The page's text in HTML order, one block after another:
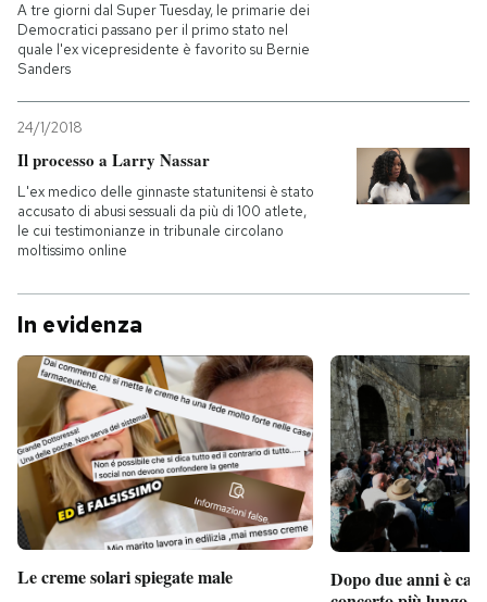
A tre giorni dal Super Tuesday, le primarie dei
Democratici passano per il primo stato nel
quale l'ex vicepresidente è favorito su Bernie
Sanders
24/1/2018
Il processo a Larry Nassar
L'ex medico delle ginnaste statunitensi è stato
accusato di abusi sessuali da più di 100 atlete,
le cui testimonianze in tribunale circolano
moltissimo online
In evidenza
Le creme solari spiegate male
Dopo due anni è